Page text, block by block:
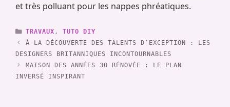
et très polluant pour les nappes phréatiques.
CATÉGORIES
TRAVAUX ,TUTO DIY
À LA DÉCOUVERTE DES TALENTS D’EXCEPTION : LES
DESIGNERS BRITANNIQUES INCONTOURNABLES
MAISON DES ANNÉES 30 RÉNOVÉE : LE PLAN
INVERSÉ INSPIRANT